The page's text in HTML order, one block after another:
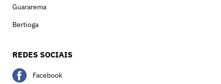
Guararema
Bertioga
REDES SOCIAIS
Facebook